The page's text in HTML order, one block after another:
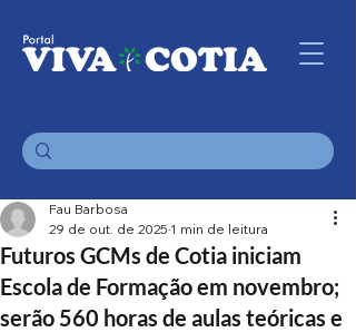
Futuros GCMs de Cotia iniciam
Escola de Formação em novembro;
serão 560 horas de aulas teóricas e
Fau Barbosa
29 de out. de 2025 1 min de leitura